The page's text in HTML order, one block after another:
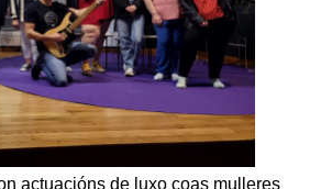
actuacións de luxo coas mulleres